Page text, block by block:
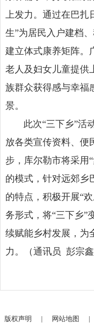
上发力。通过在巴
生”为居民入户建档
建立体式康养矩阵。
老人及妇女儿童提供
族群众获得感与幸福
景。
此次“三下乡”活
放各类宣传资料、便
步，库尔勒市将采用
的模式，针对远郊乡
的特点，积极开展“
务形式，将“三下乡”
续赋能乡村发展，为
力。（通讯员 彭宗鑫
版权声明 网站地图